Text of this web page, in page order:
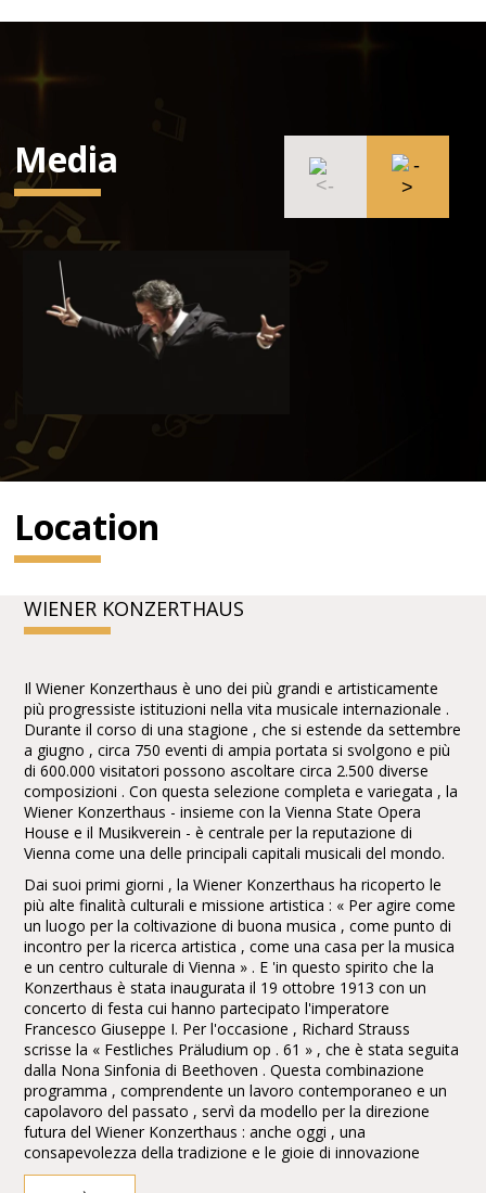
Media
Location
WIENER KONZERTHAUS
Il Wiener Konzerthaus è uno dei più grandi e artisticamente
più progressiste istituzioni nella vita musicale internazionale .
Durante il corso di una stagione , che si estende da settembre
a giugno , circa 750 eventi di ampia portata si svolgono e più
di 600.000 visitatori possono ascoltare circa 2.500 diverse
composizioni . Con questa selezione completa e variegata , la
Wiener Konzerthaus - insieme con la Vienna State Opera
House e il Musikverein - è centrale per la reputazione di
Vienna come una delle principali capitali musicali del mondo.
Dai suoi primi giorni , la Wiener Konzerthaus ha ricoperto le
più alte finalità culturali e missione artistica : « Per agire come
un luogo per la coltivazione di buona musica , come punto di
incontro per la ricerca artistica , come una casa per la musica
e un centro culturale di Vienna » . E 'in questo spirito che la
Konzerthaus è stata inaugurata il 19 ottobre 1913 con un
concerto di festa cui hanno partecipato l'imperatore
Francesco Giuseppe I. Per l'occasione , Richard Strauss
scrisse la « Festliches Präludium op . 61 » , che è stata seguita
dalla Nona Sinfonia di Beethoven . Questa combinazione
programma , comprendente un lavoro contemporaneo e un
capolavoro del passato , servì da modello per la direzione
futura del Wiener Konzerthaus : anche oggi , una
consapevolezza della tradizione e le gioie di innovazione
costituiscono i principali pilastri dell'identità artistica del